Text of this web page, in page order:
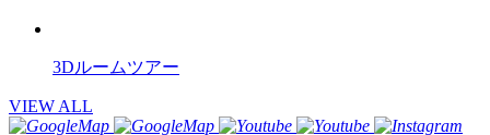
3Dルームツアー
VIEW ALL